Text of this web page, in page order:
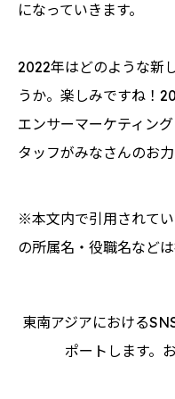
になっていきます。
2022年はどのような新
うか。楽しみですね！
エンサーマーケティン
タッフがみなさんのお
※本文内で引用されて
の所属名・役職名など
東南アジアにおける
ポートします。